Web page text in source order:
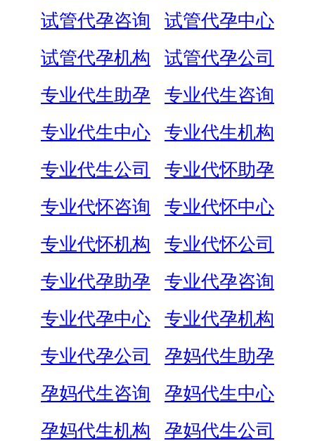
试管代孕咨询
试管代孕中心
试管代孕机构
试管代孕公司
专业代生助孕
专业代生咨询
专业代生中心
专业代生机构
专业代生公司
专业代怀助孕
专业代怀咨询
专业代怀中心
专业代怀机构
专业代怀公司
专业代孕助孕
专业代孕咨询
专业代孕中心
专业代孕机构
专业代孕公司
孕妈代生助孕
孕妈代生咨询
孕妈代生中心
孕妈代生机构
孕妈代生公司